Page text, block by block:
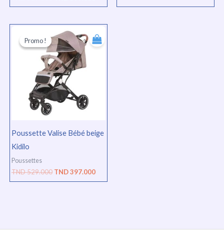
Promo !
Poussette Valise Bébé beige
Kidilo
Promo !
Poussettes
TND529.000
prix
initial
était :
TND
529.000.
TND397.000
prix
actuel